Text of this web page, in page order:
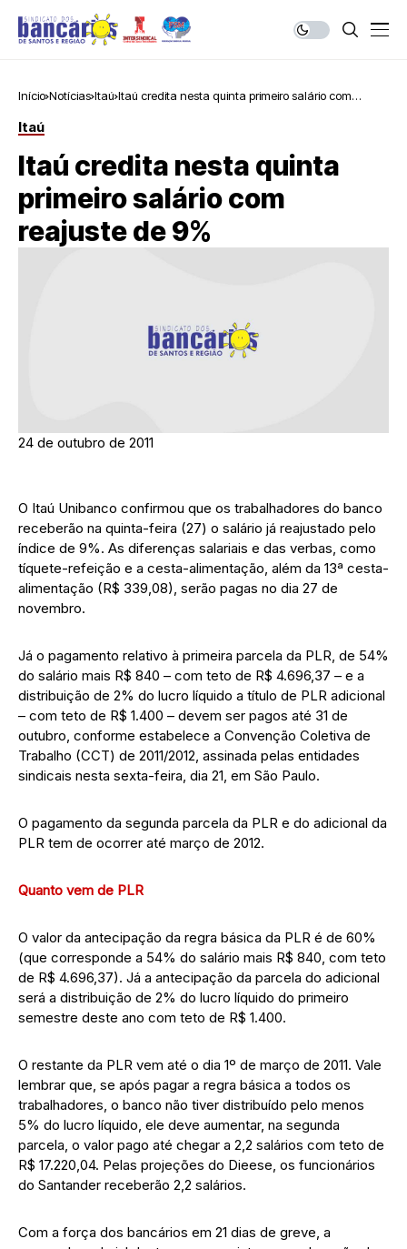
Início Notícias Itaú Itaú credita nesta quinta primeiro salário com
Itaú
Itaú credita nesta quinta
primeiro salário com
reajuste de 9%
24 de outubro de 2011
O Itaú Unibanco confirmou que os trabalhadores do banco
receberão na quinta-feira (27) o salário já reajustado pelo
índice de 9%. As diferenças salariais e das verbas, como
tíquete-refeição e a cesta-alimentação, além da 13ª cesta-
alimentação (R$ 339,08), serão pagas no dia 27 de
novembro.
Já o pagamento relativo à primeira parcela da PLR, de 54%
do salário mais R$ 840 – com teto de R$ 4.696,37 – e a
distribuição de 2% do lucro líquido a título de PLR adicional
– com teto de R$ 1.400 – devem ser pagos até 31 de
outubro, conforme estabelece a Convenção Coletiva de
Trabalho (CCT) de 2011/2012, assinada pelas entidades
sindicais nesta sexta-feira, dia 21, em São Paulo.
O pagamento da segunda parcela da PLR e do adicional da
PLR tem de ocorrer até março de 2012.
Quanto vem de PLR
O valor da antecipação da regra básica da PLR é de 60%
(que corresponde a 54% do salário mais R$ 840, com teto
de R$ 4.696,37). Já a antecipação da parcela do adicional
será a distribuição de 2% do lucro líquido do primeiro
semestre deste ano com teto de R$ 1.400.
O restante da PLR vem até o dia 1º de março de 2011. Vale
lembrar que, se após pagar a regra básica a todos os
trabalhadores, o banco não tiver distribuído pelo menos
5% do lucro líquido, ele deve aumentar, na segunda
parcela, o valor pago até chegar a 2,2 salários com teto de
R$ 17.220,04. Pelas projeções do Dieese, os funcionários
do Santander receberão 2,2 salários.
Com a força dos bancários em 21 dias de greve, a